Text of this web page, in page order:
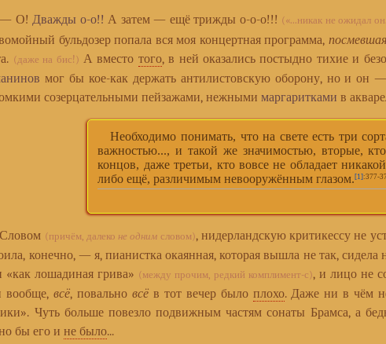
О!Дважды о-о!! А затем — ещё трижды о-о-о!!! («...никак не ожидал
бульдозер попала вся моя концертная программа, посмевшая
(даже на бис!) А вместо того, в ней оказались постыдно тихие и
мог бы кое-как держать антилистовскую оборону, но и он
созерцательными пейзажами, нежнымимаргаритками в
Необходимо понимать, что на свете есть три
важностью..., и такой же значимостью, вторые,
концов, даже третьи, кто вовсе не обладает
либо ещё, различимым невооружённым глазом.[1] :377-
(причём, далеконе одним словом), нидерландскую критикессу не
конечно, — я, пианистка окаянная, которая вышла не так,
«как лошадиная грива» (между прочим, редкий комплимент-с), и лицо не
вообще,всё, повально всёв тот вечер было плохо. Даже ни в чём
Чуть больше повезло подвижным частям сонаты Брамса, а
бы его ине было...